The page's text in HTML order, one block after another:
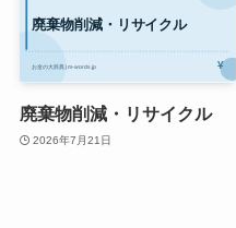
廃棄物削減・リサイクル
2026年7月21日